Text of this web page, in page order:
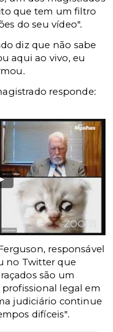
que tem um filtro
do seu vídeo".
diz que não sabe
aqui ao vivo, eu
responde:
responsável
no Twitter que
são um
legal em
judiciário continue
difíceis".